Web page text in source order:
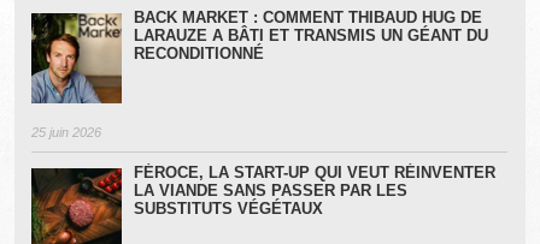
BACK MARKET : COMMENT THIBAUD HUG DE
LARAUZE A BÂTI ET TRANSMIS UN GÉANT DU
RECONDITIONNÉ
25 juin 2026
FÉROCE, LA START-UP QUI VEUT RÉINVENTER
LA VIANDE SANS PASSER PAR LES
SUBSTITUTS VÉGÉTAUX